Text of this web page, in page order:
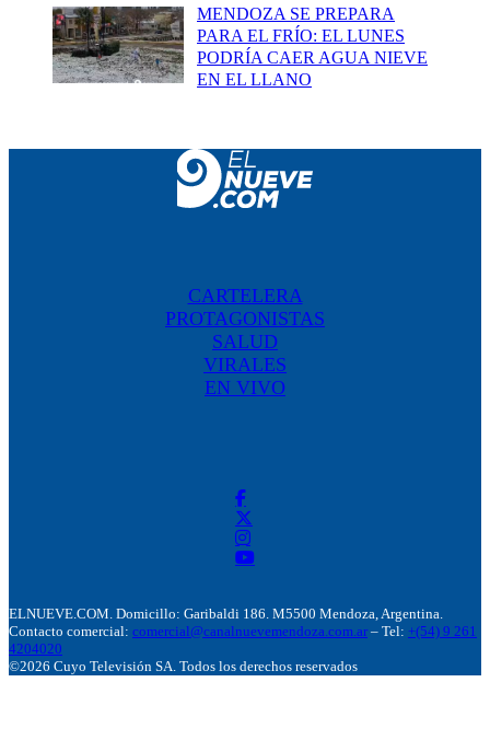
MENDOZA SE PREPARA
PARA EL FRÍO: EL LUNES
PODRÍA CAER AGUA NIEVE
EN EL LLANO
CARTELERA
PROTAGONISTAS
SALUD
VIRALES
EN VIVO
ELNUEVE.COM. Domicillo: Garibaldi 186. M5500 Mendoza, Argentina.
Contacto comercial: comercial@canalnuevemendoza.com.ar – Tel: +(54) 9 261
4204020
©2026 Cuyo Televisión SA. Todos los derechos reservados